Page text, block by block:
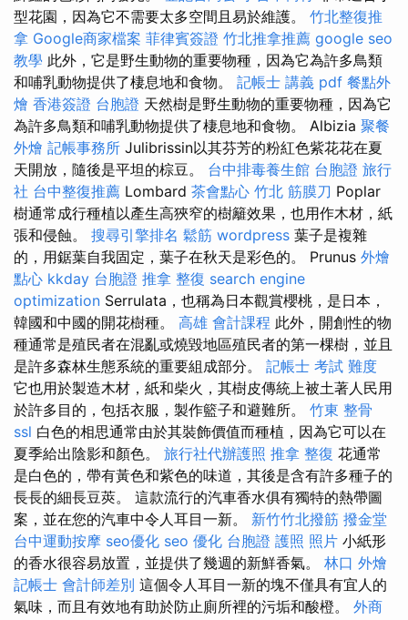
型花園，因為它不需要太多空間且易於維護。 竹北整復推
拿 Google商家檔案 菲律賓簽證 竹北推拿推薦 google seo
教學 此外，它是野生動物的重要物種，因為它為許多鳥類
和哺乳動物提供了棲息地和食物。 記帳士 講義 pdf 餐點外
燴 香港簽證 台胞證 天然樹是野生動物的重要物種，因為它
為許多鳥類和哺乳動物提供了棲息地和食物。 Albizia 聚餐
外燴 記帳事務所 Julibrissin以其芬芳的粉紅色紫花花在夏
天開放，隨後是平坦的棕豆。 台中排毒養生館 台胞證 旅行
社 台中整復推薦 Lombard 茶會點心 竹北 筋膜刀 Poplar
樹通常成行種植以產生高狹窄的樹籬效果，也用作木材，紙
張和侵蝕。 搜尋引擎排名 鬆筋 wordpress 葉子是複雜
的，用鋸葉自我固定，葉子在秋天是彩色的。 Prunus 外燴
點心 kkday 台胞證 推拿 整復 search engine
optimization Serrulata，也稱為日本觀賞櫻桃，是日本，
韓國和中國的開花樹種。 高雄 會計課程 此外，開創性的物
種通常是殖民者在混亂或燒毀地區殖民者的第一棵樹，並且
是許多森林生態系統的重要組成部分。 記帳士 考試 難度
它也用於製造木材，紙和柴火，其樹皮傳統上被土著人民用
於許多目的，包括衣服，製作籃子和避難所。 竹東 整骨
ssl 白色的相思通常由於其裝飾價值而種植，因為它可以在
夏季給出陰影和顏色。 旅行社代辦護照 推拿 整復 花通常
是白色的，帶有黃色和紫色的味道，其後是含有許多種子的
長長的細長豆莢。 這款流行的汽車香水俱有獨特的熱帶圖
案，並在您的汽車中令人耳目一新。 新竹竹北撥筋 撥金堂
台中運動按摩 seo優化 seo 優化 台胞證 護照 照片 小紙形
的香水很容易放置，並提供了幾週的新鮮香氣。 林口 外燴
記帳士 會計師差別 這個令人耳目一新的塊不僅具有宜人的
氣味，而且有效地有助於防止廁所裡的污垢和酸橙。 外商